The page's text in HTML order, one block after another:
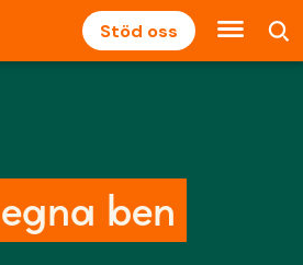
Stöd oss
ben